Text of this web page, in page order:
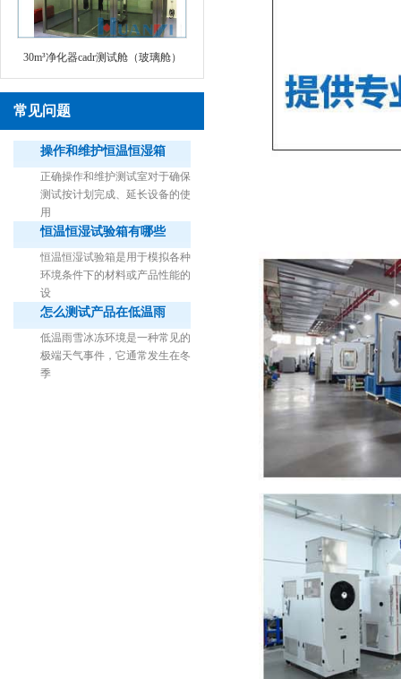
30m³净化器cadr测试舱（玻璃舱）
1立方米细菌气雾柜（不锈钢）
常见问题
操作和维护恒温恒湿箱
正确操作和维护测试室对于确保
测试按计划完成、延长设备的使
用
恒温恒湿试验箱有哪些
恒温恒湿试验箱是用于模拟各种
环境条件下的材料或产品性能的
设
怎么测试产品在低温雨
低温雨雪冰冻环境是一种常见的
极端天气事件，它通常发生在冬
季